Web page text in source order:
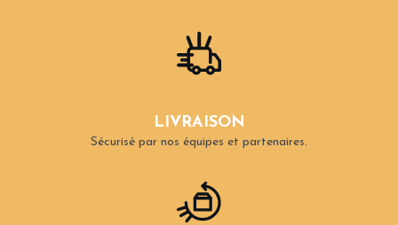
LIVRAISON
Sécurisé par nos équipes et partenaires.